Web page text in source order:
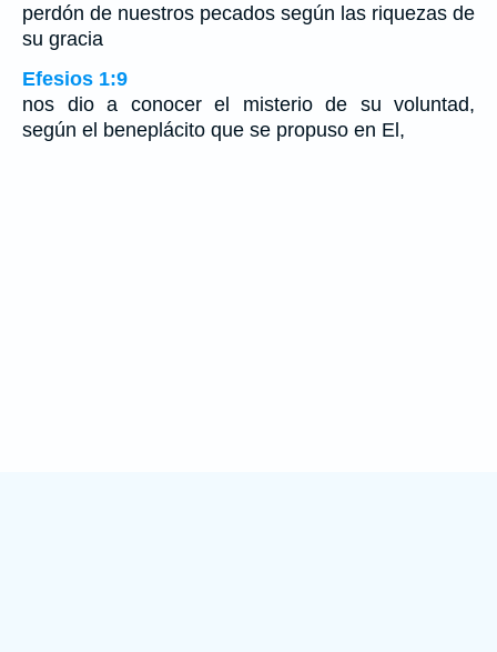
perdón de nuestros pecados según las riquezas de
su gracia
Efesios 1:9
nos dio a conocer el misterio de su voluntad,
según el beneplácito que se propuso en El,